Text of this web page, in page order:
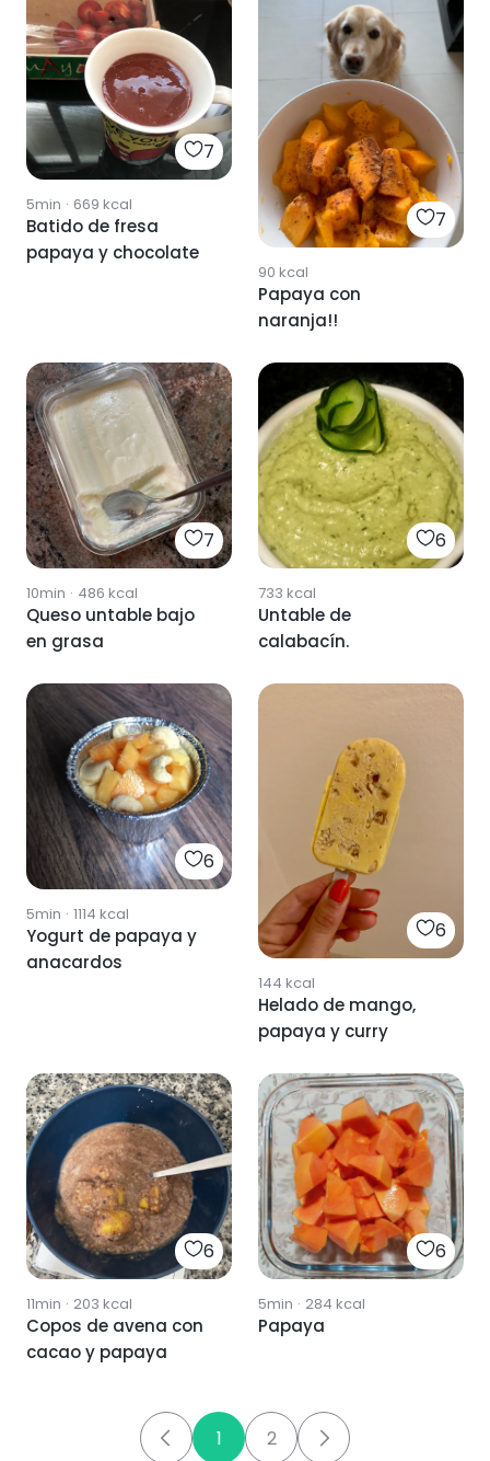
7
5min · 669 kcal
Batido de fresa
papaya y chocolate
7
90 kcal
Papaya con
naranja!!
7
10min · 486 kcal
Queso untable bajo
en grasa
6
733 kcal
Untable de
calabacín.
6
5min · 1114 kcal
Yogurt de papaya y
anacardos
6
144 kcal
Helado de mango,
papaya y curry
6
11min · 203 kcal
Copos de avena con
cacao y papaya
6
5min · 284 kcal
Papaya
1 2